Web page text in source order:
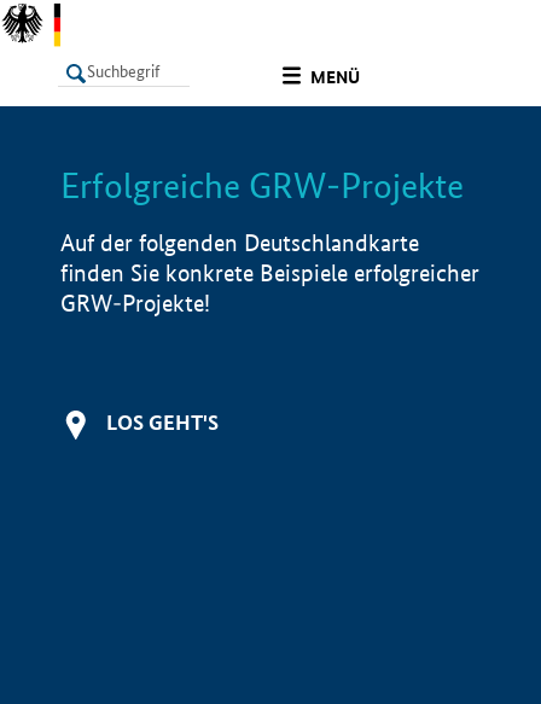
MENÜ
LISTE Info
Erfolgreiche GRW-Projekte
Auf der folgenden Deutschlandkarte
finden Sie konkrete Beispiele erfolgreicher
GRW-Projekte!
LOS GEHT'S